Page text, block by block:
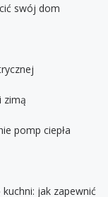
swój dom
zimą
pomp ciepła
jak zapewnić